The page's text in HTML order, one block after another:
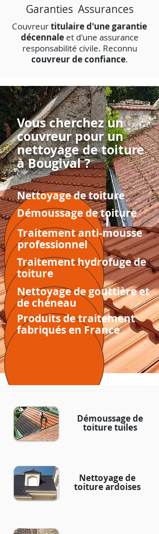
Garanties Assurances
Couvreurtitulaire d'une garantie
décennaleet d'une assurance
responsabilité civile. Reconnu
couvreur de confiance.
Vous cherchez un
couvreur pour un
nettoyage de toiture
à Bougival ?
Nettoyage de toiture
Démoussage de toiture
Traitement anti-mousse
professionnel
Traitement hydrofuge de
toiture
Nettoyage de gouttière et
de chéneau
Produits de traitement
fabriqués en France
Démoussage de
toiture tuiles
Nettoyage de
toiture ardoises